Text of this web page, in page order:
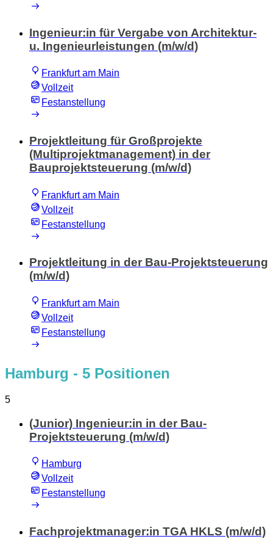
Ingenieur:in für Vergabe von Architektur-
u. Ingenieurleistungen (m/w/d)
Frankfurt am Main
Vollzeit
Festanstellung
Projektleitung für Großprojekte
(Multiprojektmanagement) in der
Bauprojektsteuerung (m/w/d)
Frankfurt am Main
Vollzeit
Festanstellung
Projektleitung in der Bau-Projektsteuerung
(m/w/d)
Frankfurt am Main
Vollzeit
Festanstellung
Hamburg - 5 Positionen
5
(Junior) Ingenieur:in in der Bau-
Projektsteuerung (m/w/d)
Hamburg
Vollzeit
Festanstellung
Fachprojektmanager:in TGA HKLS (m/w/d)